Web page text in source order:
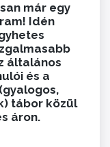
már egy
Idén
általános
és a
tábor közül
áron.